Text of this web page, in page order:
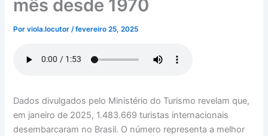
mês desde 1970
Porviola.locutor/fevereiro 25, 2025
Dados divulgados pelo Ministério do Turismo revelam que,
em janeiro de 2025, 1.483.669 turistas internacionais
desembarcaram no Brasil. O número representa a melhor